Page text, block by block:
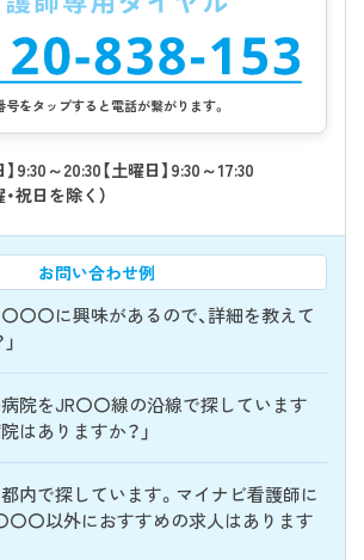
号をタップすると電話が繋がります。
】9:30～20:30【土曜日】9:30～17:30
・祝日を除く）
お問い合わせ例
〇〇に興味があるので、詳細を教えて
病院をJR〇〇線の沿線で探しています
はありますか？」
都内で探しています。マイナビ看護師に
〇〇以外におすすめの求人はあります